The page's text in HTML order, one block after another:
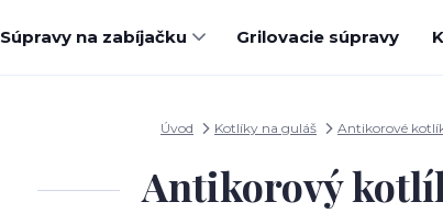
Súpravy na zabíjačku Grilovacie súpravy
Úvod Kotlíky na guláš Antikorové
Antikorový